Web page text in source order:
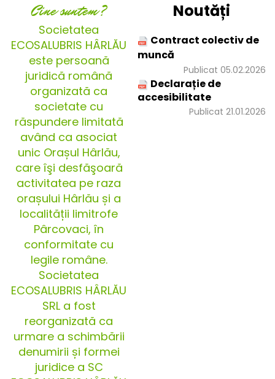
Cine suntem?
Societatea
ECOSALUBRIS HÂRLĂU
este persoană
juridică română
organizată ca
societate cu
răspundere limitată
având ca asociat
unic Orașul Hârlău,
care îşi desfăşoară
activitatea pe raza
orașului Hârlău și a
localității limitrofe
Pârcovaci, în
conformitate cu
legile române.
Societatea
ECOSALUBRIS HÂRLĂU
SRL a fost
reorganizată ca
urmare a schimbării
denumirii și formei
juridice a SC
Noutăți
Contract colectiv de
muncă
Publicat 05.02.2026
Declarație de
accesibilitate
Publicat 21.01.2026